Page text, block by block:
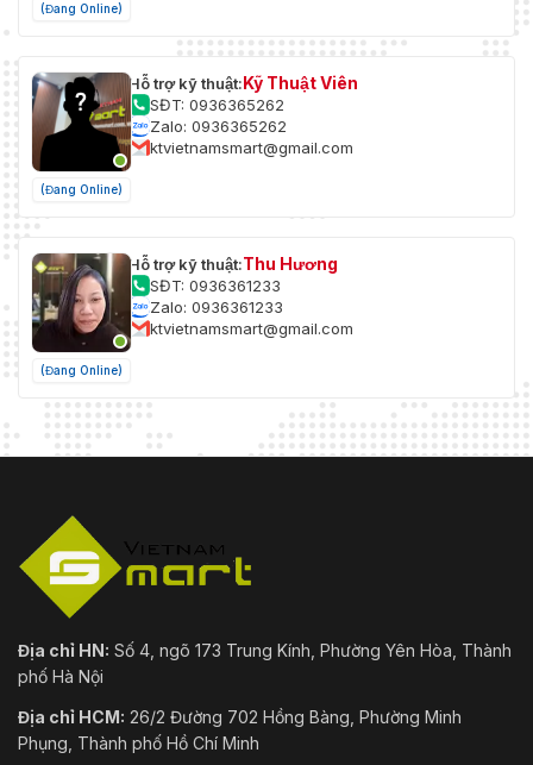
(Đang Online)
(Đang Online)
Hỗ trợ kỹ thuật:Kỹ Thuật Viên
SĐT: 0936365262
Zalo: 0936365262
ktvietnamsmart@gmail.com
(Đang Online)
Hỗ trợ kỹ thuật:Thu Hương
SĐT: 0936361233
Zalo: 0936361233
ktvietnamsmart@gmail.com
Địa chỉ HN: Số 4, ngõ 173 Trung Kính, Phường Yên Hòa, Thành
phố Hà Nội
Địa chỉ HCM: 26/2 Đường 702 Hồng Bàng, Phường Minh
Phụng, Thành phố Hồ Chí Minh